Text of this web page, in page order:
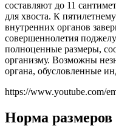
составляют до 11
для хвоста. К
внутренних органов
совершеннолетия
полноценные размеры,
организму. Возможны
органа, обусловленные
https://www.youtube.com/
Норма